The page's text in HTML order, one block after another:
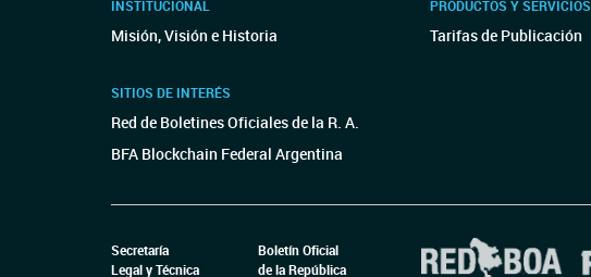
INSTITUCIONAL
Misión, Visión e Historia
SITIOS DE INTERÉS
Red de Boletines Oficiales de la R. A.
BFA Blockchain Federal Argentina
PRODUCTOS Y SERVICIOS
Tarifas de Publicación
Secretaría
Legal y Técnica
Boletín Oficial
de la República